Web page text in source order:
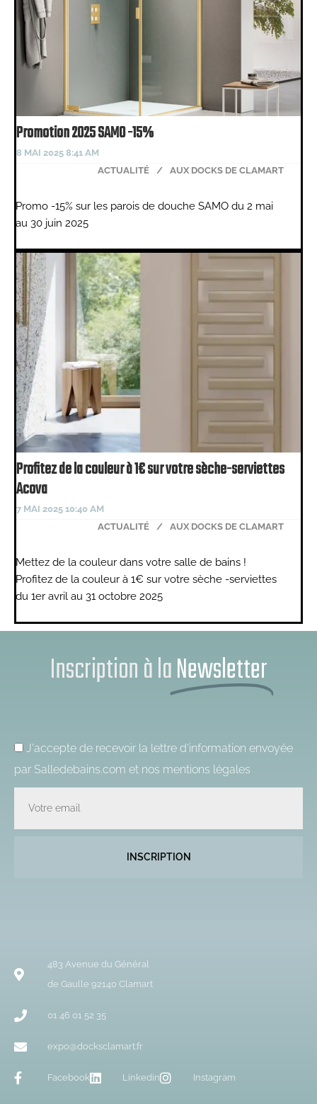
Promotion 2025 SAMO -15%
8 MAI 2025 8:41 AM
ACTUALITÉ
/ AUX DOCKS DE CLAMART
Promo -15% sur les parois de douche SAMO du 2 mai
au 30 juin 2025
Profitez de la couleur à 1€ sur votre sèche-serviettes
Acova
7 MAI 2025 10:40 AM
ACTUALITÉ
/ AUX DOCKS DE CLAMART
Mettez de la couleur dans votre salle de bains !
Profitez de la couleur à 1€ sur votre sèche -serviettes
du 1er avril au 31 octobre 2025
Inscription à laNewsletter
J'accepte de recevoir la lettre d'information envoyée
par Salledebains.com et nos mentions légales
INSCRIPTION
483 Avenue du Général
de Gaulle 92140 Clamart
01 46 01 52 35
expo@docksclamart.fr
Facebook Linkedin Instagram